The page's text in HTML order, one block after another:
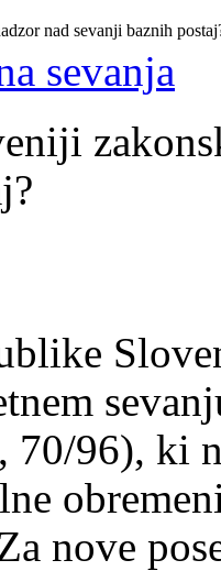
nad sevanji baznih
sevanja
96), ki
nove